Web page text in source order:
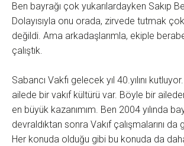
Ben bayrağı çok yukarılardayken Sakıp
Dolayısıyla onu orada, zirvede tutmak
değildi. Ama arkadaşlarımla, ekiple
çalıştık.
Sabancı Vakfı gelecek yıl 40.yılını
ailede bir vakıf kültürü var. Böyle bir
en büyük kazanımım. Ben 2004 yılında
devraldıktan sonra Vakıf çalışmalarını
Her konuda olduğu gibi bu konuda da